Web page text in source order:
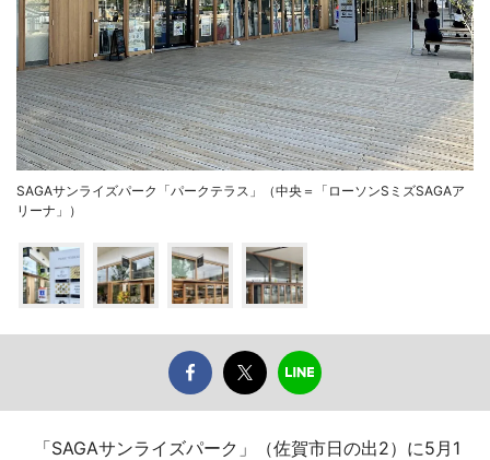
SAGAサンライズパーク「パークテラス」（中央＝「ローソンSミズSAGAア
リーナ」）
「SAGAサンライズパーク」（佐賀市日の出2）に5月1